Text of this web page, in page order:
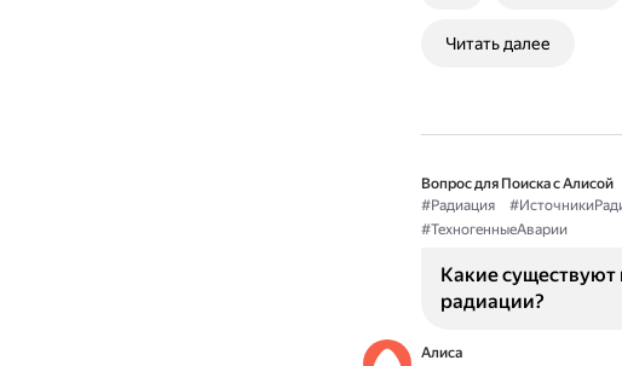
Читать далее
Вопрос для Поиска с Алисой
#Радиация
#ТехногенныеАварии
Какие существуют
радиации?
Алиса